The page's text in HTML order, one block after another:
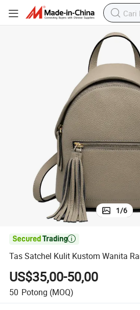
Tas Satchel Kulit Kustom Wanita Ransel Kulit
1/6

Tas Satchel Kulit Kustom Wanita
US$35,00-50,00
50 Potong (MOQ)